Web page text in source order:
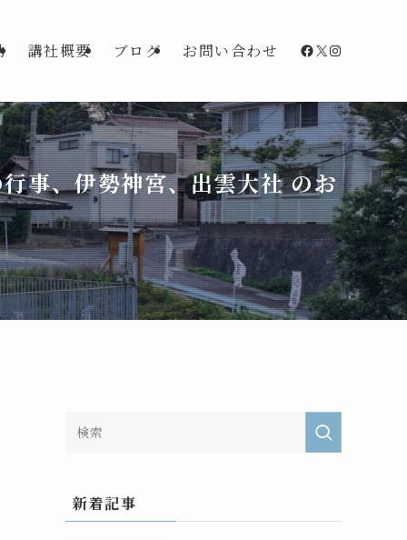
講社概要 ブログ お問い合わせ Facebook
X
事、伊勢神宮、出雲大社 のお
新着記事